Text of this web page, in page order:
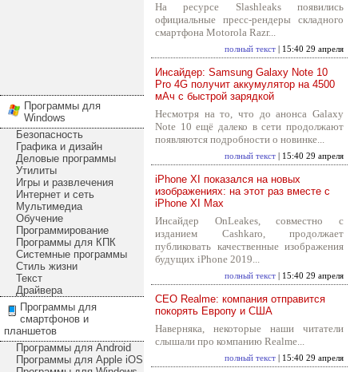
Программы для
Windows
Безопасность
Графика и дизайн
Деловые программы
Утилиты
Игры и развлечения
Интернет и сеть
Мультимедиа
Обучение
Программирование
Программы для КПК
Системные программы
Стиль жизни
Текст
Драйвера
Программы для
смартфонов и
планшетов
Программы для Android
Программы для Apple iOS
На ресурсе Slashleaks появились
официальные пресс-рендеры складного
смартфона Motorola Razr...
полный текст | 15:40 29 апреля
Инсайдер: Samsung Galaxy Note 10
Pro 4G получит аккумулятор на 4500
мАч с быстрой зарядкой
Несмотря на то, что до анонса Galaxy
Note 10 ещё далеко в сети продолжают
появляются подробности о новинке...
полный текст | 15:40 29 апреля
iPhone XI показался на новых
изображениях: на этот раз вместе с
iPhone XI Max
Инсайдер OnLeakes, совместно с
изданием Cashkaro, продолжает
публиковать качественные изображения
будущих iPhone 2019...
полный текст | 15:40 29 апреля
CEO Realme: компания отправится
покорять Европу и США
Наверняка, некоторые наши читатели
слышали про компанию Realme...
полный текст | 15:40 29 апреля